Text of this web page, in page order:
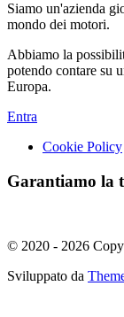
Siamo un'azienda
mondo dei motori.
Abbiamo la
potendo contare su
Europa.
Entra
Cookie Policy
Garantiamo la
© 2020 - 2026
Sviluppato da